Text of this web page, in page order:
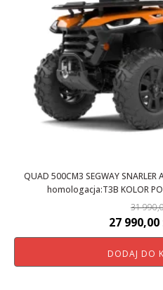
QUAD 500CM3 SEGWAY
homologacja:T3B KOLOR
31
cena
wynosiła:
27 990,00
DODAJ DO